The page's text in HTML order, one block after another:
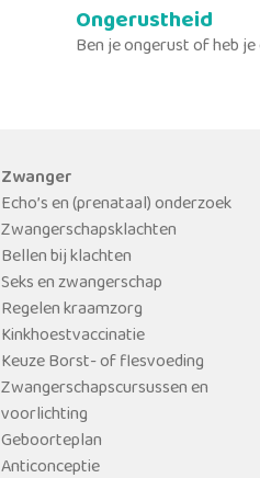
Ongerustheid
Ben je ongerust of heb
Zwanger
Echo’s en (prenataal) onderzoek
Zwangerschapsklachten
Bellen bij klachten
Seks en zwangerschap
Regelen kraamzorg
Kinkhoestvaccinatie
Keuze Borst- of flesvoeding
Zwangerschapscursussen en
voorlichting
Geboorteplan
Anticonceptie